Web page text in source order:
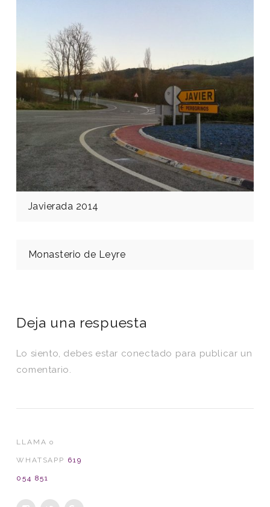
Javierada 2014
Monasterio de Leyre
Deja una respuesta
Lo siento, debes estar conectado para publicar un
comentario.
LLAMA o
WHATSAPP 619
054 851